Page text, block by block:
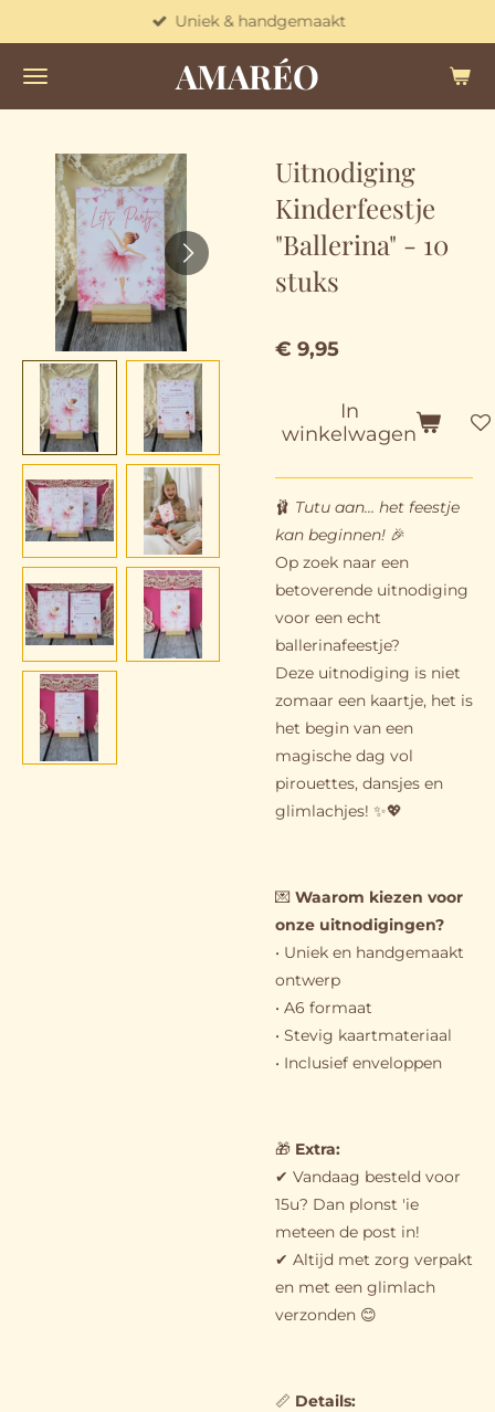
naar
de
AMARÉO
Uniek & handgemaakt
Uitnodiging
Kinderfeestje
"Ballerina" - 10
stuks
€ 9,95
In
winkelwagen
🩰 Tutu aan… het feestje
kan beginnen! 🎉
Op zoek naar een
betoverende uitnodiging
voor een echt
ballerinafeestje?
Deze uitnodiging is niet
zomaar een kaartje, het is
het begin van een
magische dag vol
pirouettes, dansjes en
glimlachjes! ✨💖
💌 Waarom kiezen voor
onze uitnodigingen?
• Uniek en handgemaakt
ontwerp
• A6 formaat
• Stevig kaartmateriaal
• Inclusief enveloppen
🎁 Extra:
✔ Vandaag besteld voor
15u? Dan plonst 'ie
meteen de post in!
✔ Altijd met zorg verpakt
en met een glimlach
verzonden 😊
📏 Details: